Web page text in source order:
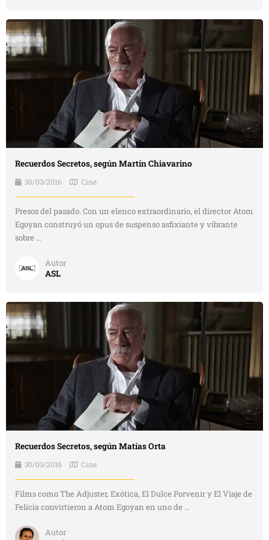
Recuerdos Secretos, según Martín Chiavarino
30/03/2016 Cine
Presos del pasado. Con un elenco extraordinario, el director Atom
Egoyan construyó un opus de suspenso asfixiante y vibrante
sobre ...
Autor
ASL
Recuerdos Secretos, según Matías Orta
30/03/2016 Cine
Films como The Adjuster, Exótica, El Dulce Porvenir y El Viaje de
Felicia convirtieron a Atom Egoyan en uno de ...
Autor